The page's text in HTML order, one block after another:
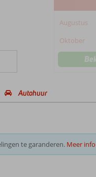
Augustus
Oktober
Autohuur
te garanderen. Meer